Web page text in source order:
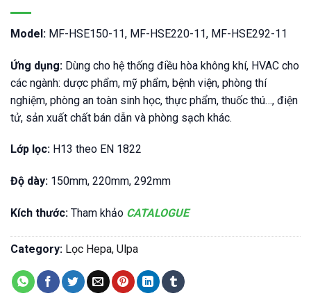
Model: MF-HSE150-11, MF-HSE220-11, MF-HSE292-11
Ứng dụng: Dùng cho hệ thống điều hòa không khí, HVAC cho
các ngành: dược phẩm, mỹ phẩm, bệnh viện, phòng thí
nghiệm, phòng an toàn sinh học, thực phẩm, thuốc thú…, điện
tử, sản xuất chất bán dẫn và phòng sạch khác.
Lớp lọc: H13 theo EN 1822
Độ dày: 150mm, 220mm, 292mm
Kích thước: Tham khảo CATALOGUE
Category: Lọc Hepa, Ulpa